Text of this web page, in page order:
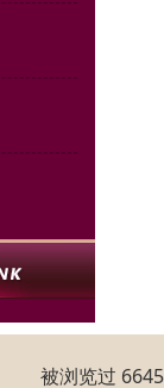
被浏览过